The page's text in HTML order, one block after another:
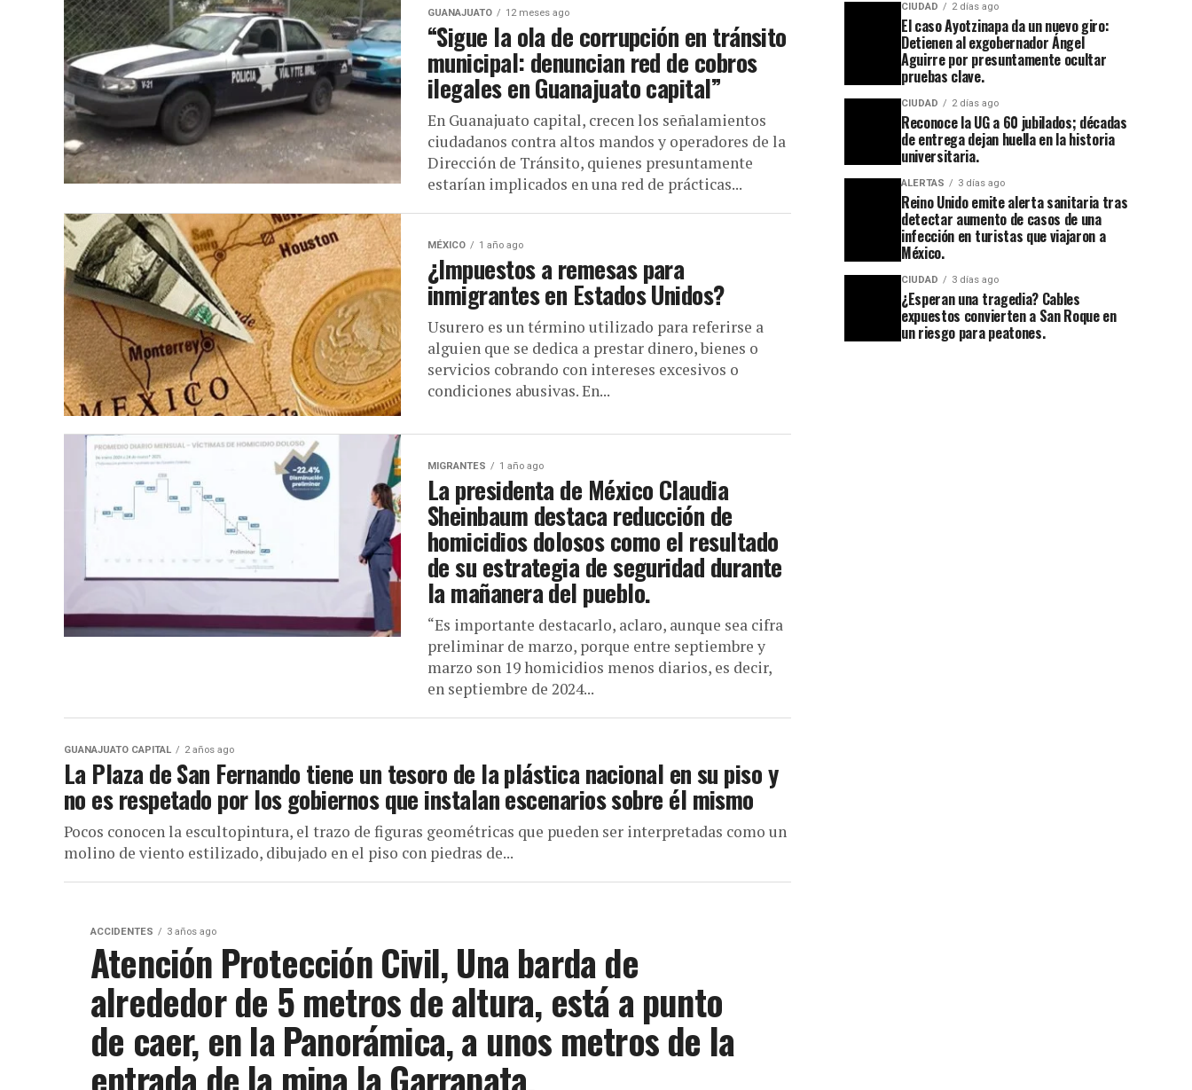
GUANAJUATO 12 meses ago
“Sigue la ola de corrupción en tránsito
municipal: denuncian red de cobros
ilegales en Guanajuato capital”
En Guanajuato capital, crecen los señalamientos
ciudadanos contra altos mandos y operadores de la
Dirección de Tránsito, quienes presuntamente
estarían implicados en una red de prácticas...
MÉXICO 1 año ago
¿Impuestos a remesas para
inmigrantes en Estados Unidos?
Usurero es un término utilizado para referirse a
alguien que se dedica a prestar dinero, bienes o
servicios cobrando con intereses excesivos o
condiciones abusivas. En...
MIGRANTES 1 año ago
La presidenta de México Claudia
Sheinbaum destaca reducción de
homicidios dolosos como el resultado
de su estrategia de seguridad durante
la mañanera del pueblo.
“Es importante destacarlo, aclaro, aunque sea cifra
preliminar de marzo, porque entre septiembre y
marzo son 19 homicidios menos diarios, es decir,
en septiembre de 2024...
GUANAJUATO CAPITAL 2 años ago
La Plaza de San Fernando tiene un tesoro de la plástica nacional en su piso y
no es respetado por los gobiernos que instalan escenarios sobre él mismo
Pocos conocen la escultopintura, el trazo de figuras geométricas que pueden ser interpretadas como un
molino de viento estilizado, dibujado en el piso con piedras de...
ACCIDENTES 3 años ago
Atención Protección Civil, Una barda de
alrededor de 5 metros de altura, está a punto
de caer, en la Panorámica, a unos metros de la
entrada de la mina la Garrapata.
CIUDAD 2 días ago
El caso Ayotzinapa da un nuevo giro:
Detienen al exgobernador Ángel
Aguirre por presuntamente ocultar
pruebas clave.
CIUDAD 2 días ago
Reconoce la UG a 60 jubilados; décadas
de entrega dejan huella en la historia
universitaria.
ALERTAS 3 días ago
Reino Unido emite alerta sanitaria tras
detectar aumento de casos de una
infección en turistas que viajaron a
México.
CIUDAD 3 días ago
¿Esperan una tragedia? Cables
expuestos convierten a San Roque en
un riesgo para peatones.